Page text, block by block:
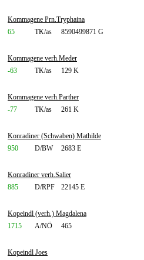
Kommagene Prn.Tryphaina
65
TK/as 8590499871 G
Kommagene verh.Meder
-63
TK/as 129 K
Kommagene verh.Parther
-77
TK/as 261 K
Konradiner (Schwaben) Mathilde
950
D/BW 2683 E
Konradiner verh.Salier
885
D/RPF 22145 E
Kopeindl (verh.) Magdalena
1715
A/NÖ 465
Kopeindl Joes